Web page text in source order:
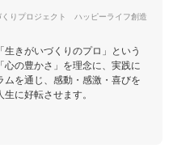
くりプロジェクト ハッピーライフ創造
生きがいづくりのプロ」という
心の豊かさ」を理念に、実践に
を通じ、感動・感激・喜びを
に好転させます。